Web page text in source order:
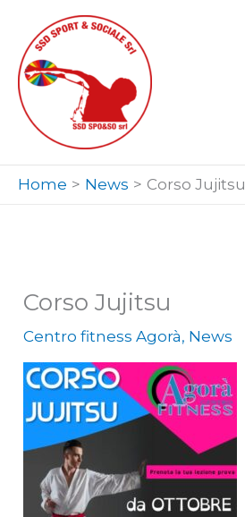
contenuto
Home News Corso Jujitsu
Corso Jujitsu
Centro fitness Agorà, News